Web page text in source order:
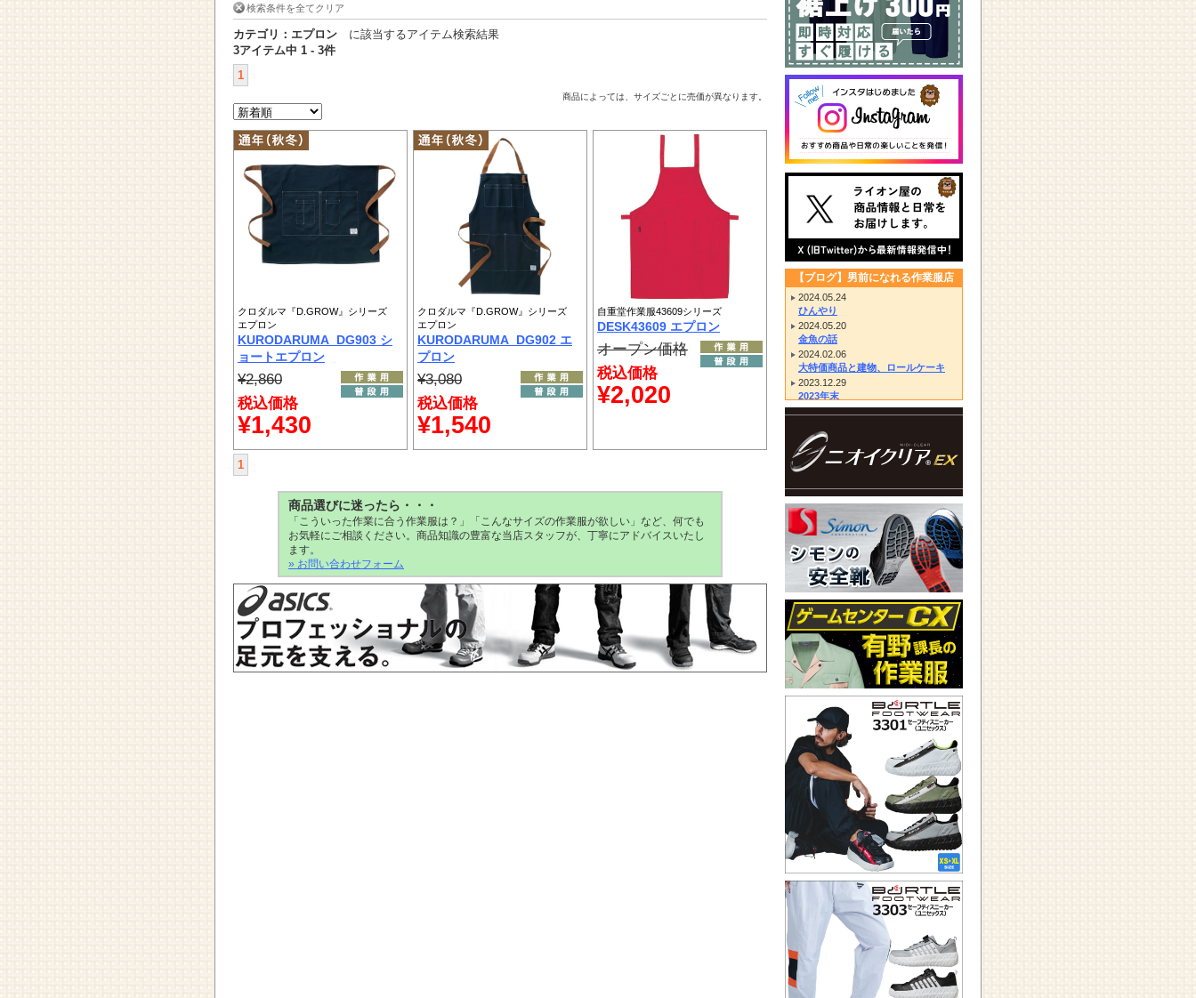
検索条件を全てクリア
カテゴリ：エプロン に該当するアイテム検索結果
3アイテム中 1 - 3件
1
商品によっては、サイズごとに売価が異なります。
クロダルマ『D.GROW』シリーズ
エプロン
KURODARUMA_DG903 シ
ョートエプロン
¥2,860
税込価格
¥1,430
クロダルマ『D.GROW』シリーズ
エプロン
KURODARUMA_DG902 エ
プロン
¥3,080
税込価格
¥1,540
自重堂作業服43609シリーズ
DESK43609 エプロン
オープン価格
税込価格
¥2,020
1
商品選びに迷ったら・・・
「こういった作業に合う作業服は？」「こんなサイズの作業服が欲しい」など、何でも
お気軽にご相談ください。商品知識の豊富な当店スタッフが、丁寧にアドバイスいたし
ます。
» お問い合わせフォーム
【ブログ】男前になれる作業服店
2024.05.24
ひんやり
2024.05.20
金魚の話
2024.02.06
大特価商品と建物、ロールケーキ
2023.12.29
2023年末
2023.12.14